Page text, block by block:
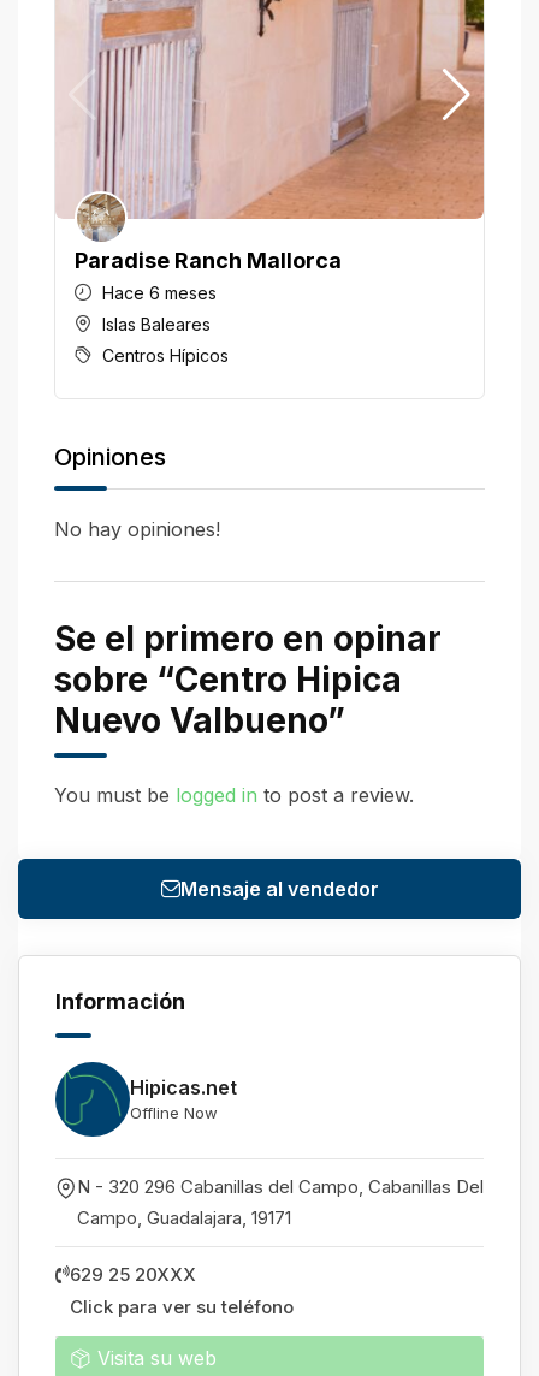
Paradise Ranch Mallorca
Hace 6 meses
Islas Baleares
Centros Hípicos
Opiniones
No hay opiniones!
Se el primero en opinar
sobre “Centro Hipica
Nuevo Valbueno”
You must be logged in to post a review.
Mensaje al vendedor
Información
Hipicas.net
Offline Now
N - 320 296 Cabanillas del Campo, Cabanillas Del
Campo, Guadalajara, 19171
629 25 20XXX
Click para ver su teléfono
Visita su web